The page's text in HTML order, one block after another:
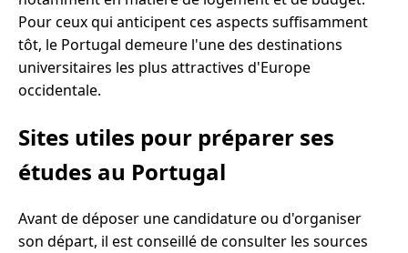
Pour ceux qui anticipent ces aspects suffisamment
tôt, le Portugal demeure l'une des destinations
universitaires les plus attractives d'Europe
occidentale.
Sites utiles pour préparer ses
études au Portugal
Avant de déposer une candidature ou d'organiser
son départ, il est conseillé de consulter les sources